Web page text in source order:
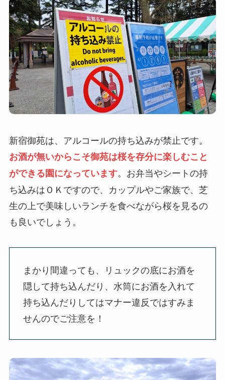
新宿御苑は、アルコールの持ち込みが禁止です。
お酒が無いからこそ御苑は桜を存分に楽しむこと
ができる園になっています。お弁当やシートの持
ち込みはＯＫですので、カップルやご家族で、芝
生の上で美味しいランチを食べながら桜を見るの
も良いでしょう。
まかり間違っても、リュックの底にお酒を
隠して持ち込んだり、水筒にお酒を入れて
持ち込んだりしてはマナー違反ではすみま
せんのでご注意を！